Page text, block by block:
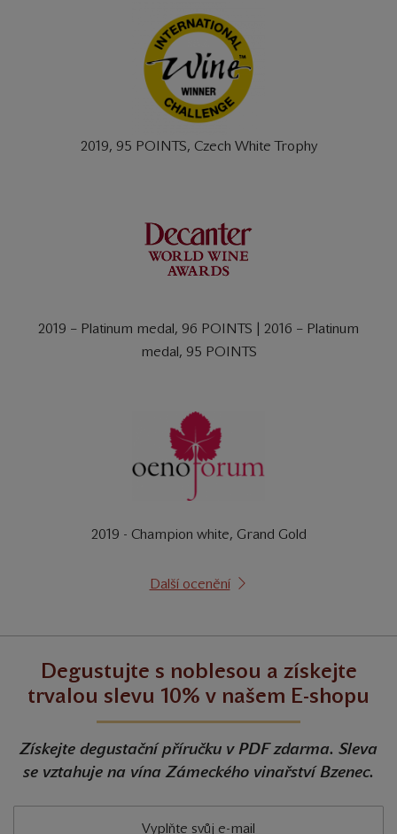
2019, 95 POINTS, Czech White Trophy
2019 – Platinum medal, 96 POINTS | 2016 – Platinum
medal, 95 POINTS
2019 - Champion white, Grand Gold
Další ocenění
Degustujte s noblesou a získejte
trvalou slevu 10% v našem E-shopu
Získejte degustační příručku v PDF zdarma. Sleva
se vztahuje na vína Zámeckého vinařství Bzenec.